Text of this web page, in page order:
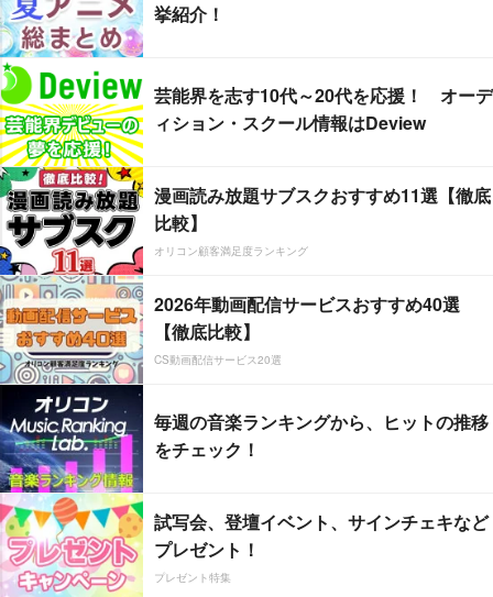
挙紹介！
芸能界を志す10代～20代を応援！ オーデ
ィション・スクール情報はDeview
漫画読み放題サブスクおすすめ11選【徹底
比較】
オリコン顧客満足度ランキング
2026年動画配信サービスおすすめ40選
【徹底比較】
CS動画配信サービス20選
毎週の音楽ランキングから、ヒットの推移
をチェック！
試写会、登壇イベント、サインチェキなど
プレゼント！
プレゼント特集